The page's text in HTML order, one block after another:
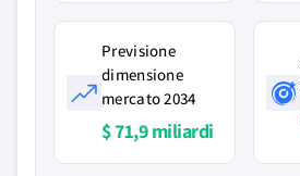
Previsione
dimensione
mercato 2034
$ 71,9 miliardi